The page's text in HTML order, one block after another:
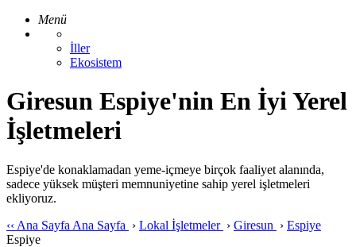
Menü
İller
Ekosistem
Giresun Espiye'nin En İyi Yerel
İşletmeleri
Espiye'de konaklamadan yeme-içmeye birçok faaliyet alanında,
sadece yüksek müşteri memnuniyetine sahip yerel işletmeleri
ekliyoruz.
‹‹ Ana Sayfa Ana Sayfa › Lokal İşletmeler › Giresun › Espiye
Espiye